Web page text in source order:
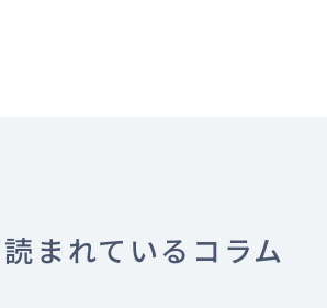
まれているコラム